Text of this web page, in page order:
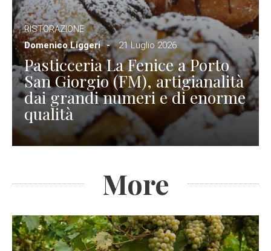
RISTORAZIONE
Domenico Liggeri
21 Luglio 2026
Pasticceria La Fenice a Porto
San Giorgio (FM), artigianalità
dai grandi numeri e di enorme
qualità
More